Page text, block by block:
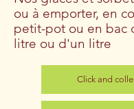
ou à emporter, en
petit-pot ou en bac
litre ou d'un litre
Click and